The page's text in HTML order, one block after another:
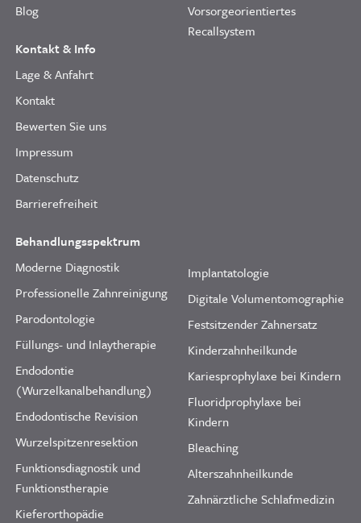
Blog
Kontakt & Info
Lage & Anfahrt
Kontakt
Bewerten Sie uns
Impressum
Datenschutz
Barrierefreiheit
Vorsorgeorientiertes
Recallsystem
Behandlungsspektrum
Moderne Diagnostik
Professionelle Zahnreinigung
Parodontologie
Füllungs- und Inlaytherapie
Endodontie
(Wurzelkanalbehandlung)
Endodontische Revision
Wurzelspitzenresektion
Funktionsdiagnostik und
Funktionstherapie
Kieferorthopädie
Implantatologie
Digitale Volumentomographie
Festsitzender Zahnersatz
Kinderzahnheilkunde
Kariesprophylaxe bei Kindern
Fluoridprophylaxe bei
Kindern
Bleaching
Alterszahnheilkunde
Zahnärztliche Schlafmedizin